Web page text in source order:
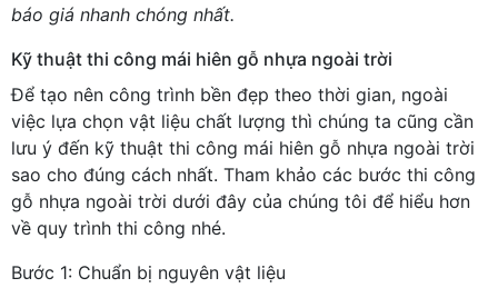
báo giá nhanh chóng nhất.
Kỹ thuật thi công mái hiên gỗ nhựa ngoài trời
Để tạo nên công trình bền đẹp theo thời gian, ngoài
việc lựa chọn vật liệu chất lượng thì chúng ta cũng cần
lưu ý đến kỹ thuật thi công mái hiên gỗ nhựa ngoài trời
sao cho đúng cách nhất. Tham khảo các bước thi công
gỗ nhựa ngoài trời dưới đây của chúng tôi để hiểu hơn
về quy trình thi công nhé.
Bước 1: Chuẩn bị nguyên vật liệu